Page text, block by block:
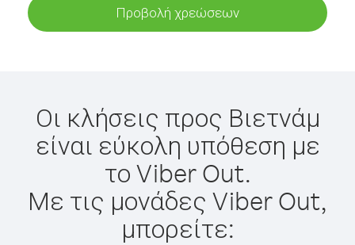
Προβολή χρεώσεων
Οι κλήσεις προς Βιετνάμ
είναι εύκολη υπόθεση με
το Viber Out.
Με τις μονάδες Viber Out,
μπορείτε: